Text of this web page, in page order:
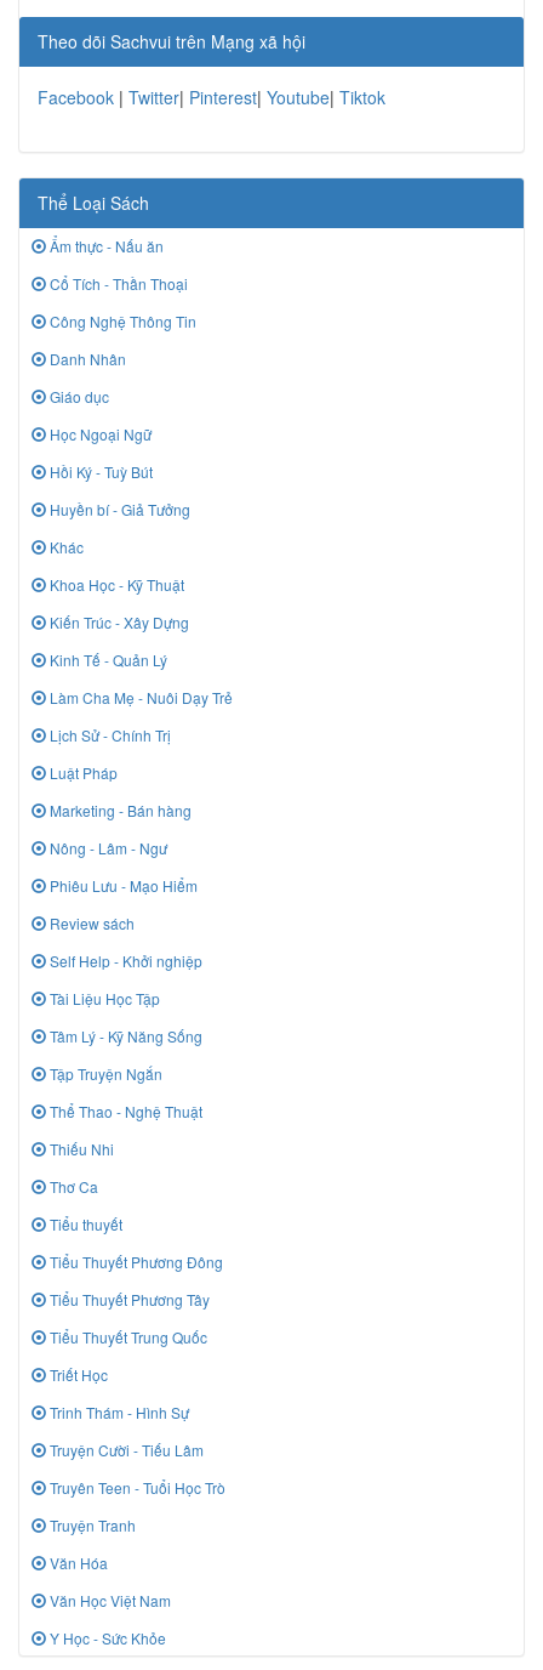
Theo dõi Sachvui trên Mạng xã hội
Facebook | Twitter| Pinterest| Youtube| Tiktok
Thể Loại Sách
Ẩm thực - Nấu ăn
Cổ Tích - Thần Thoại
Công Nghệ Thông Tin
Danh Nhân
Giáo dục
Học Ngoại Ngữ
Hồi Ký - Tuỳ Bút
Huyền bí - Giả Tưởng
Khác
Khoa Học - Kỹ Thuật
Kiến Trúc - Xây Dựng
Kinh Tế - Quản Lý
Làm Cha Mẹ - Nuôi Dạy Trẻ
Lịch Sử - Chính Trị
Luật Pháp
Marketing - Bán hàng
Nông - Lâm - Ngư
Phiêu Lưu - Mạo Hiểm
Review sách
Self Help - Khởi nghiệp
Tài Liệu Học Tập
Tâm Lý - Kỹ Năng Sống
Tập Truyện Ngắn
Thể Thao - Nghệ Thuật
Thiếu Nhi
Thơ Ca
Tiểu thuyết
Tiểu Thuyết Phương Đông
Tiểu Thuyết Phương Tây
Tiểu Thuyết Trung Quốc
Triết Học
Trinh Thám - Hình Sự
Truyện Cười - Tiếu Lâm
Truyên Teen - Tuổi Học Trò
Truyện Tranh
Văn Hóa
Văn Học Việt Nam
Y Học - Sức Khỏe